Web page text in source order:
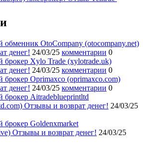
OtoCompany (otocompany.net)
денег! 24/03/25 комментарии 0
Xylo Trade (xylotrade.uk)
денег! 24/03/25 комментарии 0
Oprimaxco (oprimaxco.com)
денег! 24/03/25 комментарии 0
Aitradeblueprintltd
Отзывы и возврат денег! 24/03/25
Goldenxmarket
Отзывы и возврат денег! 24/03/25